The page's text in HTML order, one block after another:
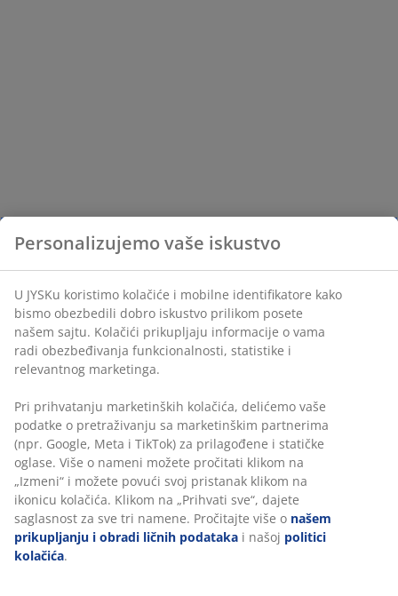
Personalizujemo vaše iskustvo
U JYSKu koristimo kolačiće i mobilne identifikatore kako
bismo obezbedili dobro iskustvo prilikom posete
našem sajtu. Kolačići prikupljaju informacije o vama
radi obezbeđivanja funkcionalnosti, statistike i
relevantnog marketinga.
Pri prihvatanju marketinških kolačića, delićemo vaše
podatke o pretraživanju sa marketinškim partnerima
(npr. Google, Meta i TikTok) za prilagođene i statičke
oglase. Više o nameni možete pročitati klikom na
„Izmeni“ i možete povući svoj pristanak klikom na
ikonicu kolačića. Klikom na „Prihvati sve“, dajete
saglasnost za sve tri namene. Pročitajte više o našem
prikupljanju i obradi ličnih podataka i našoj politici
kolačića.